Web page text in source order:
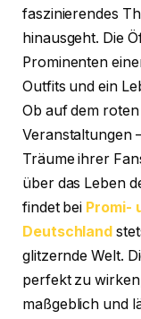
faszinierendes
hinausgeht. Die
Prominenten
Outfits und ein
Ob auf dem
Veranstaltungen
Träume ihrer
über das Leben
findet bei Promi-
Deutschland
glitzernde Welt.
perfekt zu
maßgeblich und